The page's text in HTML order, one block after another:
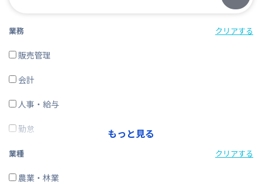
業務 クリアする
販売管理
会計
人事・給与
勤怠
経費精算
CRM・SFA
もっと見る
業種 クリアする
農業・林業